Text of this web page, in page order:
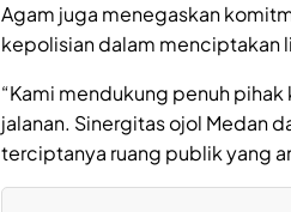
Agam juga menegaskan
kepolisian dalam menciptakan
“Kami mendukung penuh
jalanan. Sinergitas ojol Medan
terciptanya ruang publik yang